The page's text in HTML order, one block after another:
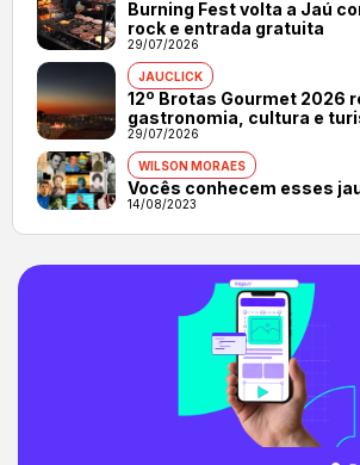
Burning Fest volta a Jaú
rock e entrada gratuita
29/07/2026
JAUCLICK
12º Brotas Gourmet 2026
gastronomia, cultura e
29/07/2026
WILSON MORAES
Vocês conhecem esses
14/08/2023